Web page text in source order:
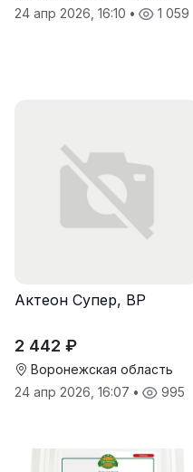
24 апр 2026, 16:10 • 1 059
Актеон Супер, ВР
2 442 ₽
Воронежская область
24 апр 2026, 16:07 • 995